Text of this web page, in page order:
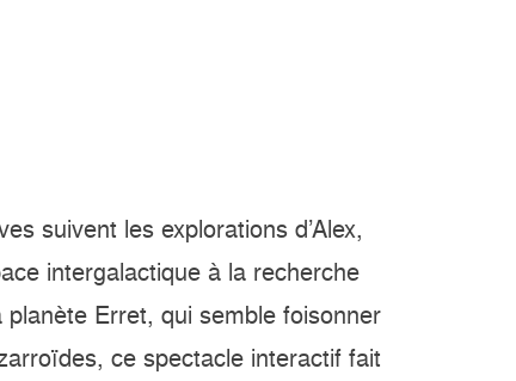
suivent les explorations d’Alex,
intergalactique à la recherche
Erret, qui semble foisonner
ce spectacle interactif fait